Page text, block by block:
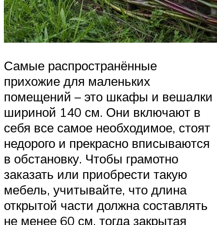
Самые распространённые
прихожие для маленьких
помещений – это шкафы и вешалки
шириной 140 см. Они включают в
себя все самое необходимое, стоят
недорого и прекрасно вписываются
в обстановку. Чтобы грамотно
заказать или приобрести такую
мебель, учитывайте, что длина
открытой части должна составлять
не менее 60 см, тогда закрытая